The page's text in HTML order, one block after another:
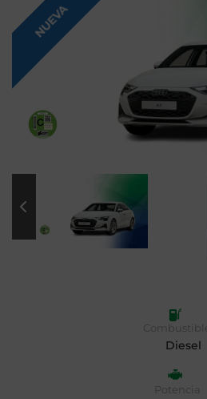
NUEVA
Combustible
Diesel
Potencia